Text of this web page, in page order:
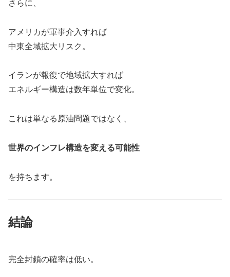
さらに、
アメリカが軍事介入すれば
中東全域拡大リスク。
イランが報復で地域拡大すれば
エネルギー構造は数年単位で変化。
これは単なる原油問題ではなく、
世界のインフレ構造を変える可能性
を持ちます。
結論
完全封鎖の確率は低い。